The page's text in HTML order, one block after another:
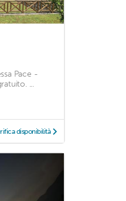
Pace -
...
disponibilità